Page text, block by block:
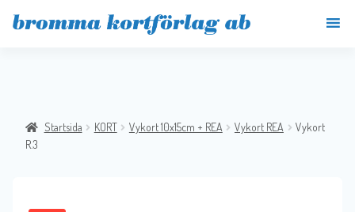
Startsida KORT Vykort 10x15cm + REA Vykort REA
Vykort
R.3